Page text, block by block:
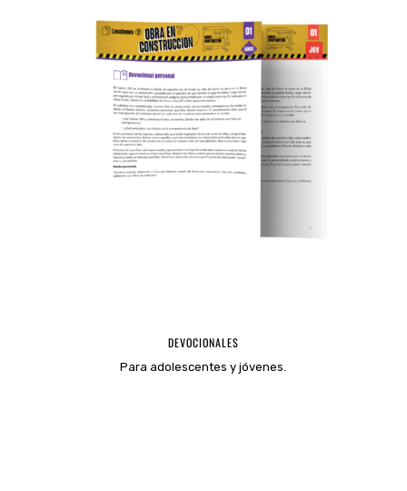
DEVOCIONALES
Para adolescentes y jóvenes.